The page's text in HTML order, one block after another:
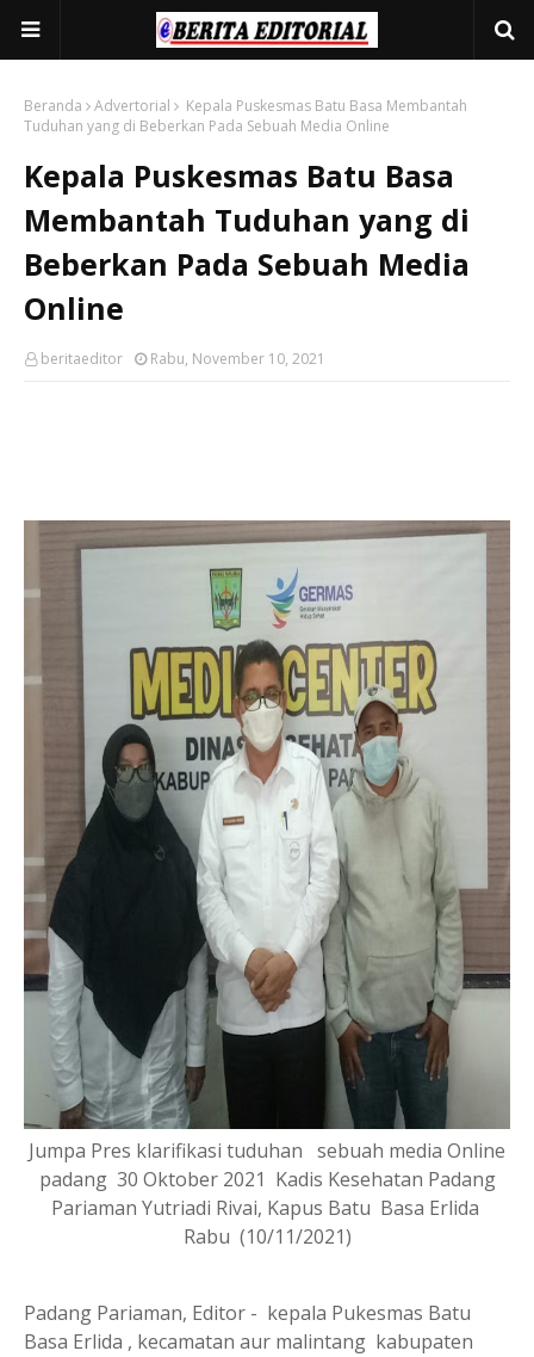
Beranda Advertorial
Kepala Puskesmas Batu Basa Membantah
Tuduhan yang di Beberkan Pada Sebuah Media Online
Kepala Puskesmas Batu Basa
Membantah Tuduhan yang di
Beberkan Pada Sebuah Media
Online
beritaeditor Rabu, November 10, 2021
Jumpa Pres klarifikasi tuduhan sebuah media Online
padang 30 Oktober 2021 Kadis Kesehatan Padang
Pariaman Yutriadi Rivai, Kapus Batu Basa Erlida
Rabu (10/11/2021)
Padang Pariaman, Editor - kepala Pukesmas Batu
Basa Erlida , kecamatan aur malintang kabupaten